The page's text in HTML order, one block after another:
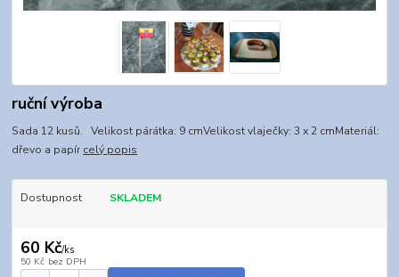
ruční výroba
Sada 12 kusů. Velikost párátka: 9 cmVelikost vlaječky: 3 x 2 cmMateriál:
dřevo a papírcelý popis
Dostupnost SKLADEM
60 Kč/ks
50 Kč bez DPH